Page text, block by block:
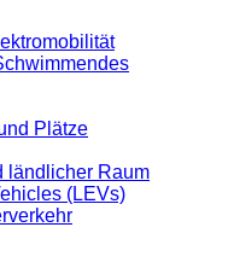
Plätze
ländlicher Raum
(LEVs)